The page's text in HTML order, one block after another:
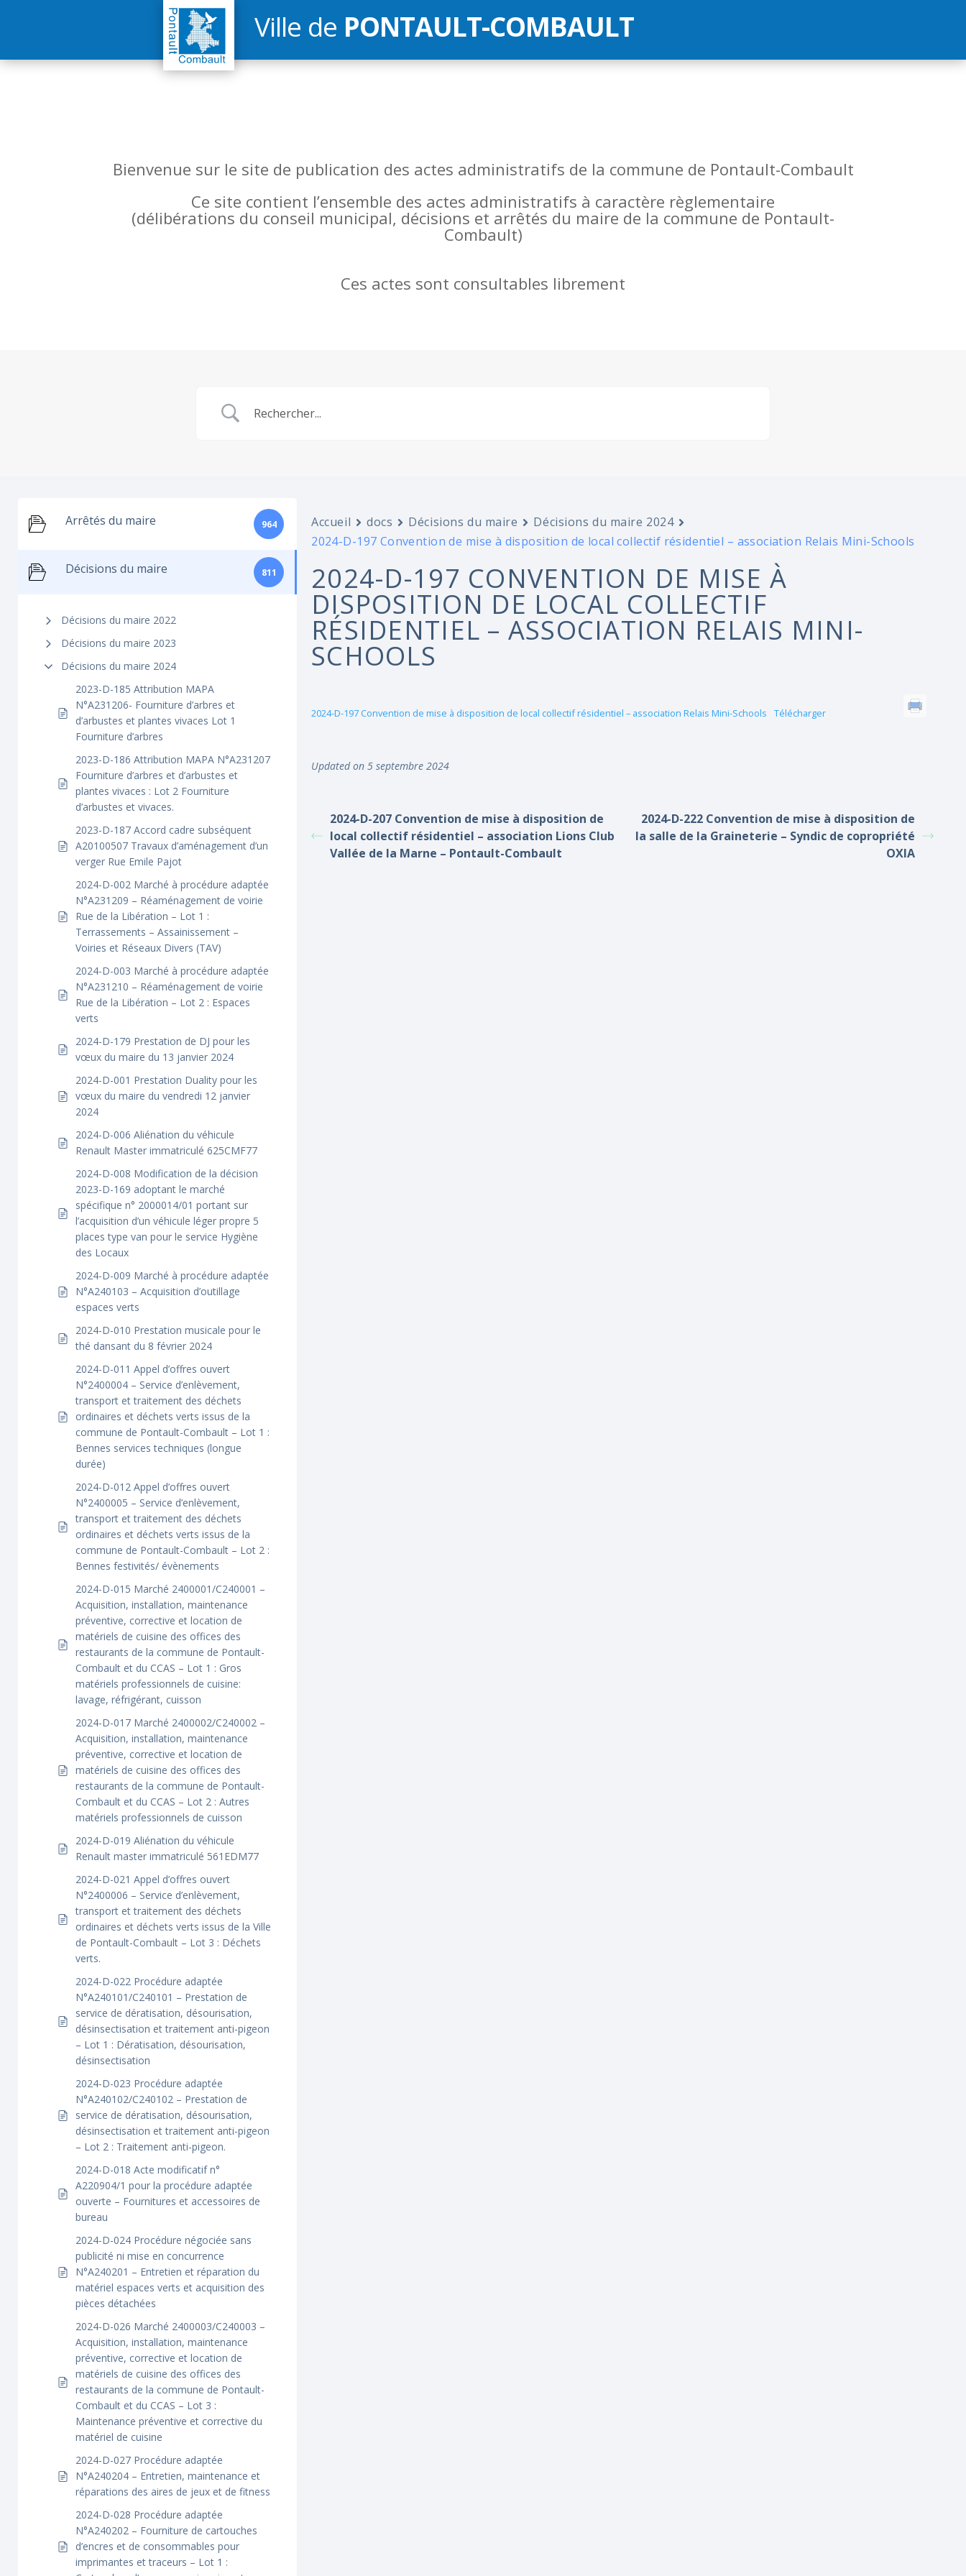
Ville de PONTAULT-COMBAULT
Bienvenue sur le site de publication des actes administratifs de la commune de Pontault-Combault
Ce site contient l’ensemble des actes administratifs à caractère règlementaire
(délibérations du conseil municipal, décisions et arrêtés du maire de la commune de Pontault-
Combault)
Ces actes sont consultables librement
Arrêtés du maire 964
Décisions du maire 811
Décisions du maire 2022
Décisions du maire 2023
Décisions du maire 2024
2023-D-185 Attribution MAPA
N°A231206- Fourniture d’arbres et
d’arbustes et plantes vivaces Lot 1
Fourniture d’arbres
2023-D-186 Attribution MAPA N°A231207
Fourniture d’arbres et d’arbustes et
plantes vivaces : Lot 2 Fourniture
d’arbustes et vivaces.
2023-D-187 Accord cadre subséquent
A20100507 Travaux d’aménagement d’un
verger Rue Emile Pajot
2024-D-002 Marché à procédure adaptée
N°A231209 – Réaménagement de voirie
Rue de la Libération – Lot 1 :
Terrassements – Assainissement –
Voiries et Réseaux Divers (TAV)
2024-D-003 Marché à procédure adaptée
N°A231210 – Réaménagement de voirie
Rue de la Libération – Lot 2 : Espaces
verts
2024-D-179 Prestation de DJ pour les
vœux du maire du 13 janvier 2024
2024-D-001 Prestation Duality pour les
vœux du maire du vendredi 12 janvier
2024
2024-D-006 Aliénation du véhicule
Renault Master immatriculé 625CMF77
2024-D-008 Modification de la décision
2023-D-169 adoptant le marché
spécifique n° 2000014/01 portant sur
l’acquisition d’un véhicule léger propre 5
places type van pour le service Hygiène
des Locaux
2024-D-009 Marché à procédure adaptée
N°A240103 – Acquisition d’outillage
espaces verts
2024-D-010 Prestation musicale pour le
thé dansant du 8 février 2024
2024-D-011 Appel d’offres ouvert
N°2400004 – Service d’enlèvement,
transport et traitement des déchets
ordinaires et déchets verts issus de la
commune de Pontault-Combault – Lot 1 :
Bennes services techniques (longue
durée)
2024-D-012 Appel d’offres ouvert
N°2400005 – Service d’enlèvement,
transport et traitement des déchets
ordinaires et déchets verts issus de la
commune de Pontault-Combault – Lot 2 :
Bennes festivités/ évènements
2024-D-015 Marché 2400001/C240001 –
Acquisition, installation, maintenance
préventive, corrective et location de
matériels de cuisine des offices des
restaurants de la commune de Pontault-
Combault et du CCAS – Lot 1 : Gros
matériels professionnels de cuisine:
lavage, réfrigérant, cuisson
2024-D-017 Marché 2400002/C240002 –
Acquisition, installation, maintenance
préventive, corrective et location de
matériels de cuisine des offices des
restaurants de la commune de Pontault-
Combault et du CCAS – Lot 2 : Autres
matériels professionnels de cuisson
2024-D-019 Aliénation du véhicule
Renault master immatriculé 561EDM77
2024-D-021 Appel d’offres ouvert
N°2400006 – Service d’enlèvement,
transport et traitement des déchets
ordinaires et déchets verts issus de la Ville
de Pontault-Combault – Lot 3 : Déchets
verts.
2024-D-022 Procédure adaptée
N°A240101/C240101 – Prestation de
service de dératisation, désourisation,
désinsectisation et traitement anti-pigeon
– Lot 1 : Dératisation, désourisation,
désinsectisation
2024-D-023 Procédure adaptée
N°A240102/C240102 – Prestation de
service de dératisation, désourisation,
désinsectisation et traitement anti-pigeon
– Lot 2 : Traitement anti-pigeon.
2024-D-018 Acte modificatif n°
A220904/1 pour la procédure adaptée
ouverte – Fournitures et accessoires de
bureau
2024-D-024 Procédure négociée sans
publicité ni mise en concurrence
N°A240201 – Entretien et réparation du
matériel espaces verts et acquisition des
pièces détachées
2024-D-026 Marché 2400003/C240003 –
Acquisition, installation, maintenance
préventive, corrective et location de
matériels de cuisine des offices des
restaurants de la commune de Pontault-
Combault et du CCAS – Lot 3 :
Maintenance préventive et corrective du
matériel de cuisine
2024-D-027 Procédure adaptée
N°A240204 – Entretien, maintenance et
réparations des aires de jeux et de fitness
2024-D-028 Procédure adaptée
N°A240202 – Fourniture de cartouches
d’encres et de consommables pour
imprimantes et traceurs – Lot 1 :
Accueil docs Décisions du maire
Décisions du maire 2024
2024-D-197 Convention de mise à disposition de local collectif résidentiel – association Relais Mini-Schools
2024-D-197 CONVENTION DE MISE À
DISPOSITION DE LOCAL COLLECTIF
RÉSIDENTIEL – ASSOCIATION RELAIS MINI-
SCHOOLS
2024-D-197 Convention de mise à disposition de local collectif résidentiel – association Relais Mini-Schools Télécharger
Updated on 5 septembre 2024
2024-D-207 Convention de mise à disposition de
local collectif résidentiel – association Lions Club
Vallée de la Marne – Pontault-Combault
2024-D-222 Convention de mise à disposition de
la salle de la Graineterie – Syndic de copropriété
OXIA